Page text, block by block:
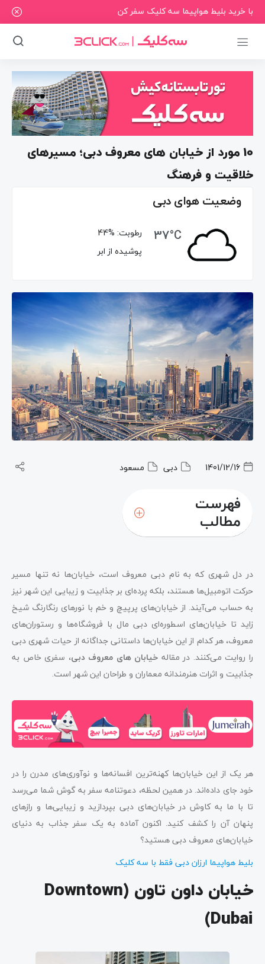
با خرید بلیط هواپیما سه کلیک سفر کن
10 مورد از خیابان های معروف دبی؛ مسیرهای
خلاقیت و فرهنگ
وضعیت هوای دبی
37°C
رطوبت: 44%
پوشیده از ابر
1401/12/16 دبی مسعود
فهرست
مطالب
خیابان الرقه
خیابان جمیرا
خیابان شیخ زائد دبی
خیابان بلوار دبی
خیابان
منطقه البرشا (Al Barsha area)
خیابان المراقبات (Al Muraqqabat)
خیابان السیف (Al Seef Street)
خیابان الفهیدی (Al Fahidi Street)
در دل شهری که به نام دبی معروف است، خیابان‌ها نه تنها مسیر
حرکت اتومبیل‌ها هستند، بلکه پرده‌ای بر جذابیت و زیبایی این شهر نیز
به حساب می‌آیند. از خیابان‌های پرپیچ و خم با نورهای رنگارنگ شیخ
زاید تا خیابان‌های اسطوره‌ای دبی مال با فروشگاه‌ها و رستوران‌های
معروف، هر کدام از این خیابان‌ها داستانی جداگانه از حیات شهری دبی
را روایت می‌کنند. در مقاله خیابان های معروف دبی، سفری خاص به
جذابیت و اثرات هنرمندانه معماران و طراحان این شهر است.
هر یک از این خیابان‌ها کهنه‌ترین افسانه‌ها و نوآوری‌های مدرن را در
خود جای داده‌اند. در همین لحظه، دعوتنامه سفر به گوش شما می‌رسد
تا با ما به کاوش در خیابان‌های دبی بپردازید و زیبایی‌ها و رازهای
پنهان آن را کشف کنید. اکنون آماده به یک سفر جذاب به دنیای
خیابان‌های معروف دبی هستید؟
بلیط هواپیما ارزان دبی فقط با سه کلیک
خیابان داون تاون (Downtown
Dubai)